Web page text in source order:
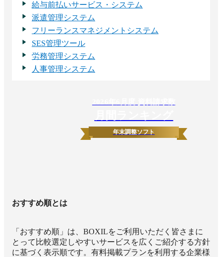
給与前払いサービス・システム
派遣管理システム
フリーランスマネジメントシステム
SES管理ツール
労務管理システム
人事管理システム
年末調整ソフト
おすすめ順とは
「おすすめ順」は、BOXILをご利用いただく皆さまに
とって比較選定しやすいサービスを広くご紹介する方針
に基づく表示順です。有料掲載プランを利用する企業様